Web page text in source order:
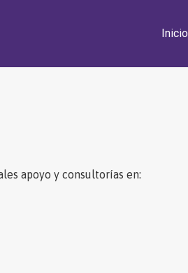
Inicio
apoyo y consultorías en: